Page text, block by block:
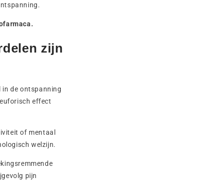
zijn
in de ontspanning
effect
of mentaal
welzijn.
pijn